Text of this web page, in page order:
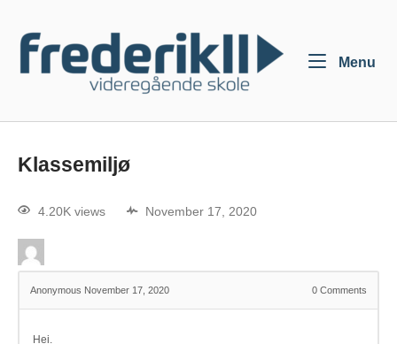
Menu
Klassemiljø
4.20K views November 17, 2020
Anonymous November 17, 2020 0 Comments
Hei.